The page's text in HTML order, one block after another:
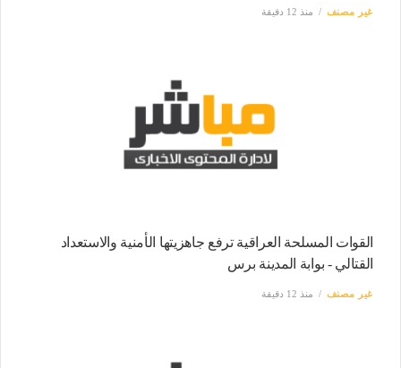
غير مصنف منذ 12 دقيقة
القوات المسلحة العراقية ترفع جاهزيتها الأمنية والاستعداد
القتالي - بوابة المدينة برس
غير مصنف منذ 12 دقيقة